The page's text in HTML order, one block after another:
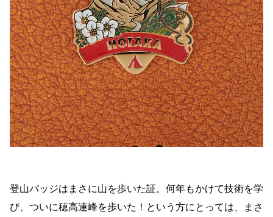
登山バッジはまさに山を歩いた証。何年もかけて技術を学
び、ついに穂高連峰を歩いた！という方にとっては、まさ